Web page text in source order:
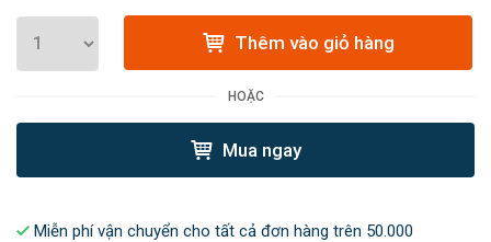
Thêm vào giỏ hàng
HOẶC
Mua ngay
Miễn phí vận chuyển cho tất cả đơn hàng trên 50.000